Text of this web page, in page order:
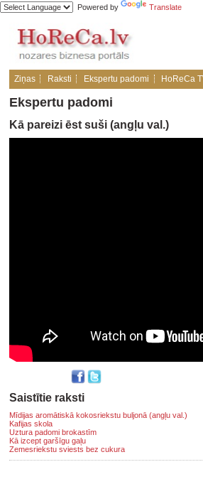
Powered by Translate
Ziņas Raksti Ekspertu padomi HoReCa
Ekspertu padomi
Kā pareizi ēst suši (angļu val.)
Saistītie raksti
Mīdijas aromātiskā kokosriekstu buljonā (angļu val.)
Kafijas skola
Uztura padomi brokastīm
Kā izcept garšīgu gaļu
Zemesriekstu sviests bez cukura